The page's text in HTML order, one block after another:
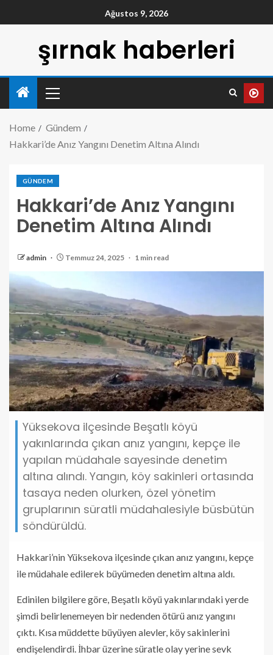
Ağustos 9, 2026
şırnak haberleri
Home
Gündem
Hakkari’de Anız Yangını Denetim Altına Alındı
GÜNDEM
Hakkari’de Anız Yangını
Denetim Altına Alındı
admin Temmuz 24, 2025 1 min read
Yüksekova ilçesinde Beşatlı köyü
yakınlarında çıkan anız yangını, kepçe ile
yapılan müdahale sayesinde denetim
altına alındı. Yangın, köy sakinleri ortasında
tasaya neden olurken, özel yönetim
gruplarının süratli müdahalesiyle büsbütün
söndürüldü.
Hakkari’nin Yüksekova ilçesinde çıkan anız yangını, kepçe
ile müdahale edilerek büyümeden denetim altına aldı.
Edinilen bilgilere göre, Beşatlı köyü yakınlarındaki yerde
şimdi belirlenemeyen bir nedenden ötürü anız yangını
çıktı. Kısa müddette büyüyen alevler, köy sakinlerini
endişelendirdi. İhbar üzerine süratle olay yerine sevk